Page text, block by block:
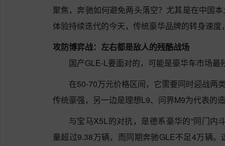
聚焦，奔驰如何避免两头落空？尤其是在中国
体验持续迭代的今天，传统豪华品牌的转身速
攻防博弈战：左右都是敌人的残酷战场
国产GLE-L要面对的，可能是豪华车市场最
在50-70万元价格区间，它需要同时迎战两
传统豪强，另一边是理想L9、问界M9为代表的
与宝马X5L的对抗，是德系豪华的“同门内
量超过9.38万辆，而同期奔驰GLE不足4万辆